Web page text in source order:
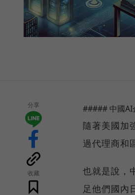
分享
收藏
##### 中國AI
隨著美國加
過代理商和
也就是說，
足他們國內